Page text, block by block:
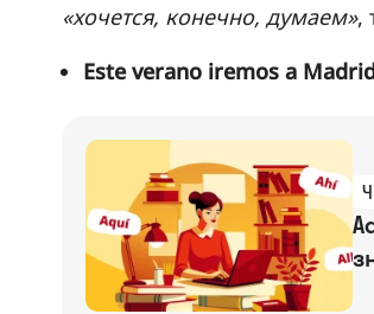
«хочется, конечно, думаем»,
Este verano iremos a